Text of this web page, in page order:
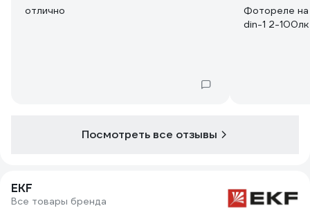
отлично
Фотореле на
din-1 2-
Посмотреть все отзывы
EKF
Все товары бренда